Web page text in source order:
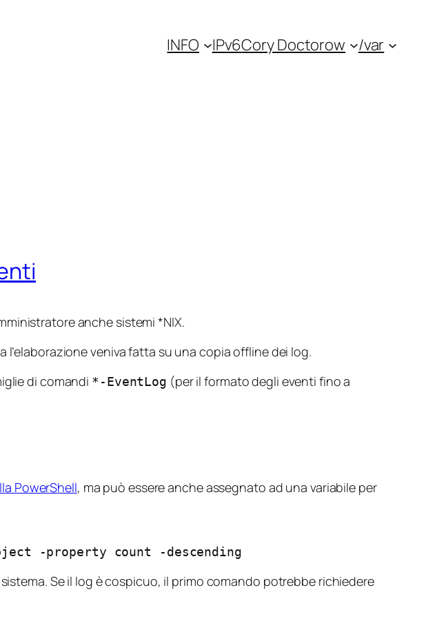
INFO IPv6Cory Doctorow /var
anche sistemi *NIX.
l’elaborazione veniva fatta su una copia offline dei log.
di comandi *-EventLog (per il formato degli eventi fino a
PowerShell, ma può essere anche assegnato ad una variabile per
-property count -descending
Se il log è cospicuo, il primo comando potrebbe richiedere